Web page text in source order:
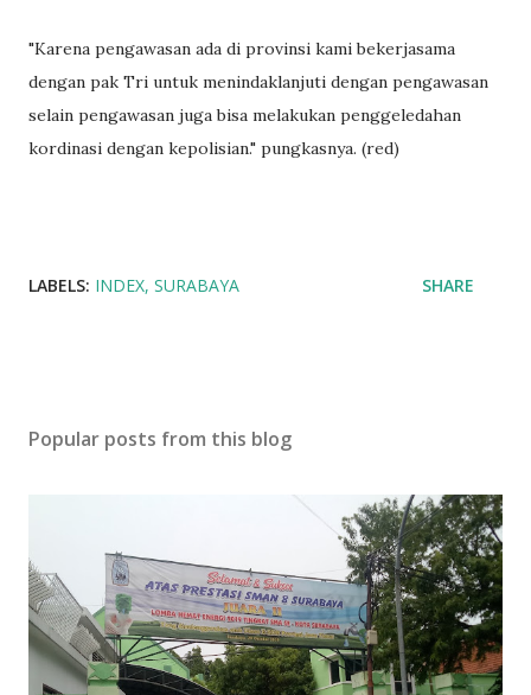
"Karena pengawasan ada di provinsi kami bekerjasama
dengan pak Tri untuk menindaklanjuti dengan pengawasan
selain pengawasan juga bisa melakukan penggeledahan
kordinasi dengan kepolisian." pungkasnya. (red)
LABELS: INDEX SURABAYA SHARE
Popular posts from this blog